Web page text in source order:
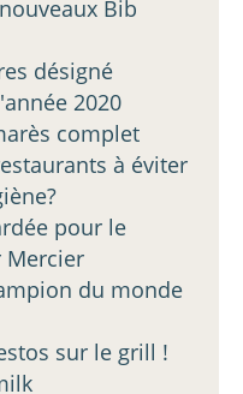
Bib
désigné
2020
complet
à éviter
pour le
Mercier
du monde
sur le grill !